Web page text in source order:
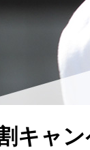
キャ